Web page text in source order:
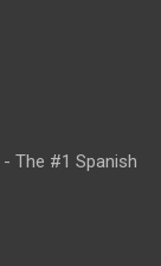
The #1 Spanish